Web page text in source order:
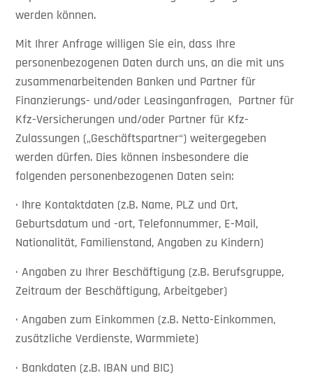
werden können.
Mit Ihrer Anfrage willigen Sie ein, dass Ihre
personenbezogenen Daten durch uns, an die mit uns
zusammenarbeitenden Banken und Partner für
Finanzierungs- und/oder Leasinganfragen, Partner für
Kfz-Versicherungen und/oder Partner für Kfz-
Zulassungen („Geschäftspartner“) weitergegeben
werden dürfen. Dies können insbesondere die
folgenden personenbezogenen Daten sein:
· Ihre Kontaktdaten (z.B. Name, PLZ und Ort,
Geburtsdatum und -ort, Telefonnummer, E-Mail,
Nationalität, Familienstand, Angaben zu Kindern)
· Angaben zu Ihrer Beschäftigung (z.B. Berufsgruppe,
Zeitraum der Beschäftigung, Arbeitgeber)
· Angaben zum Einkommen (z.B. Netto-Einkommen,
zusätzliche Verdienste, Warmmiete)
· Bankdaten (z.B. IBAN und BIC)